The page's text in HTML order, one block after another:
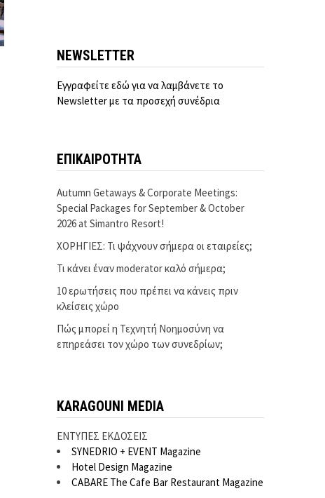
NEWSLETTER
Εγγραφείτε εδώ για να λαμβάνετε το
Newsletter με τα προσεχή συνέδρια
ΕΠΙΚΑΙΡΟΤΗΤΑ
Autumn Getaways & Corporate Meetings:
Special Packages for September & October
2026 at Simantro Resort!
ΧΟΡΗΓΙΕΣ: Τι ψάχνουν σήμερα οι εταιρείες;
Τι κάνει έναν moderator καλό σήμερα;
10 ερωτήσεις που πρέπει να κάνεις πριν
κλείσεις χώρο
Πώς μπορεί η Τεχνητή Νοημοσύνη να
επηρεάσει τον χώρο των συνεδρίων;
KARAGOUNI MEDIA
ΕΝΤΥΠΕΣ ΕΚΔΟΣΕΙΣ
SYNEDRIO + EVENT Magazine
Hotel Design Magazine
CABARE The Cafe Bar Restaurant Magazine